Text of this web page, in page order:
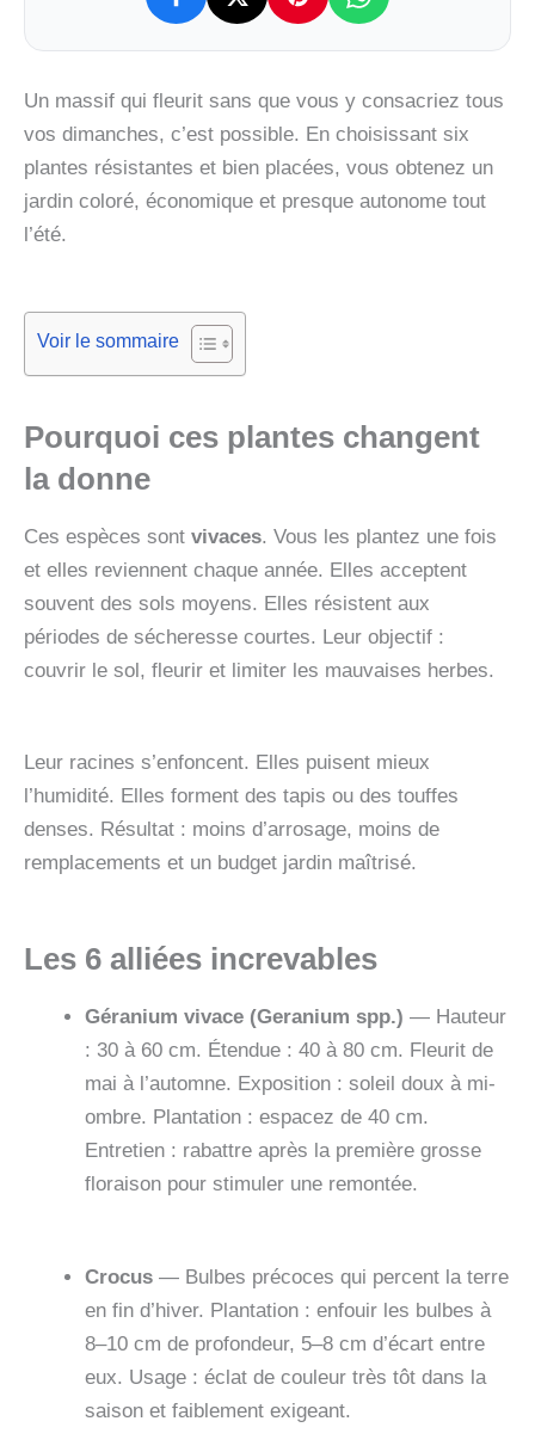
Un massif qui fleurit sans que vous y consacriez tous
vos dimanches, c’est possible. En choisissant six
plantes résistantes et bien placées, vous obtenez un
jardin coloré, économique et presque autonome tout
l’été.
Voir le sommaire
Pourquoi ces plantes changent
la donne
Ces espèces sont vivaces. Vous les plantez une fois
et elles reviennent chaque année. Elles acceptent
souvent des sols moyens. Elles résistent aux
périodes de sécheresse courtes. Leur objectif :
couvrir le sol, fleurir et limiter les mauvaises herbes.
Leur racines s’enfoncent. Elles puisent mieux
l’humidité. Elles forment des tapis ou des touffes
denses. Résultat : moins d’arrosage, moins de
remplacements et un budget jardin maîtrisé.
Les 6 alliées increvables
Géranium vivace (Geranium spp.) — Hauteur
: 30 à 60 cm. Étendue : 40 à 80 cm. Fleurit de
mai à l’automne. Exposition : soleil doux à mi-
ombre. Plantation : espacez de 40 cm.
Entretien : rabattre après la première grosse
floraison pour stimuler une remontée.
Crocus — Bulbes précoces qui percent la terre
en fin d’hiver. Plantation : enfouir les bulbes à
8–10 cm de profondeur, 5–8 cm d’écart entre
eux. Usage : éclat de couleur très tôt dans la
saison et faiblement exigeant.